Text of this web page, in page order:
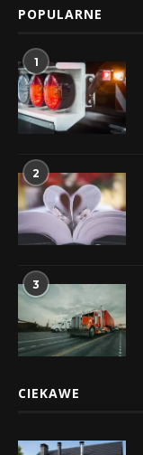
POPULARNE
1
2
3
CIEKAWE